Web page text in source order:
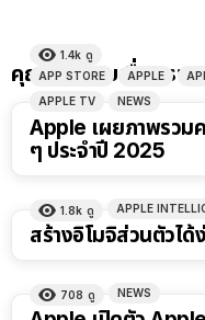
คุณอาจชอบเรื่องราว
1.4k ดู
APP STORE
APPLE
APPLE TV
NEWS
Apple เผยภาพรวมค
ๆ ประจำปี 2025
1.8k ดู APPLE
สร้างอิโมจิส่วนตัวไ
708 ดู NEWS